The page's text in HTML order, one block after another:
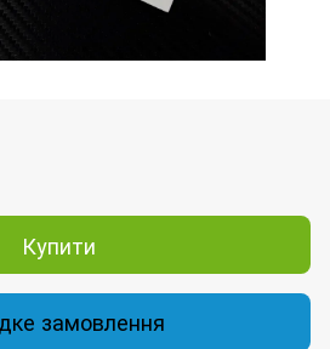
Купити
замовлення